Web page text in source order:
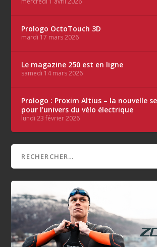
Prologo OctoTouch 3D
mardi 17 mars 2026
Le magazine 250 est en ligne
samedi 14 mars 2026
Prologo : Proxim Altius – la nouvelle
pour l’univers du vélo électrique
lundi 23 février 2026